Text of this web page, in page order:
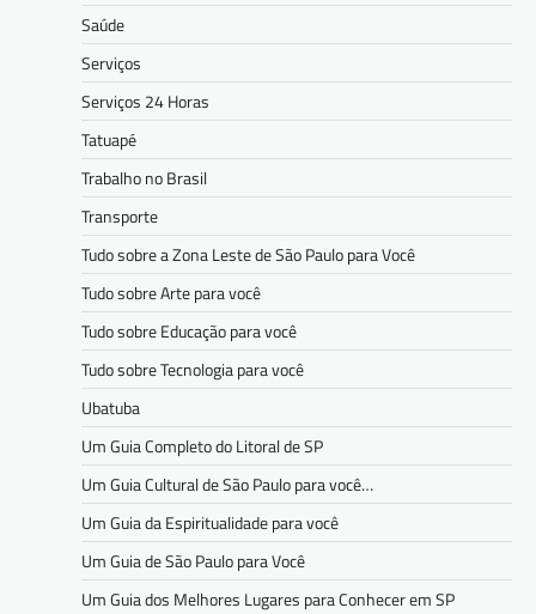
Saúde
Serviços
Serviços 24 Horas
Tatuapé
Trabalho no Brasil
Transporte
Tudo sobre a Zona Leste de São Paulo para Você
Tudo sobre Arte para você
Tudo sobre Educação para você
Tudo sobre Tecnologia para você
Ubatuba
Um Guia Completo do Litoral de SP
Um Guia Cultural de São Paulo para você…
Um Guia da Espiritualidade para você
Um Guia de São Paulo para Você
Um Guia dos Melhores Lugares para Conhecer em SP